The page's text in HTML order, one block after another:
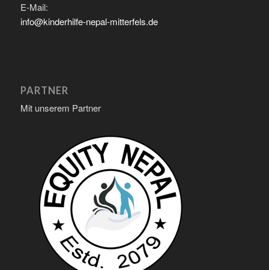
E-Mail:
info@kinderhilfe-nepal-mitterfels.de
PARTNER
Mit unserem Partner